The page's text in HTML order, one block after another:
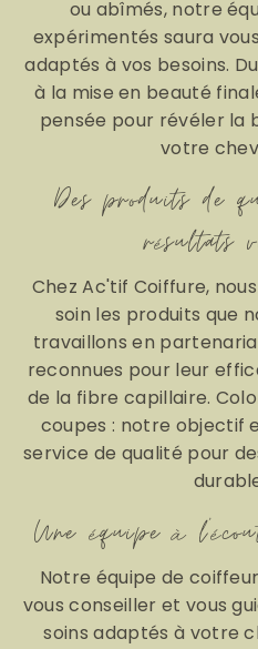
ou abîmés, notre
expérimentés saura
adaptés à vos besoins.
à la mise en beauté
pensée pour révéler la
votre
Des produits de
résultats
Chez Ac'tif Coiffure,
soin les produits que
travaillons en
reconnues pour leur
de la fibre capillaire.
coupes : notre objectif
service de qualité pour
Une équipe à
Notre équipe de
vous conseiller et vous
soins adaptés à votre